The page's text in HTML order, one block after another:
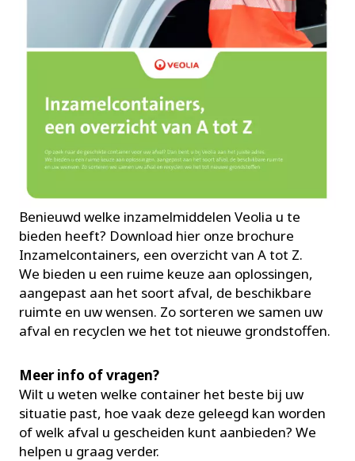
Benieuwd welke inzamelmiddelen Veolia u te
bieden heeft? Download hier onze brochure
Inzamelcontainers, een overzicht van A tot Z.
We bieden u een ruime keuze aan oplossingen,
aangepast aan het soort afval, de beschikbare
ruimte en uw wensen. Zo sorteren we samen uw
afval en recyclen we het tot nieuwe grondstoffen.
Meer info of vragen?
Wilt u weten welke container het beste bij uw
situatie past, hoe vaak deze geleegd kan worden
of welk afval u gescheiden kunt aanbieden? We
helpen u graag verder.